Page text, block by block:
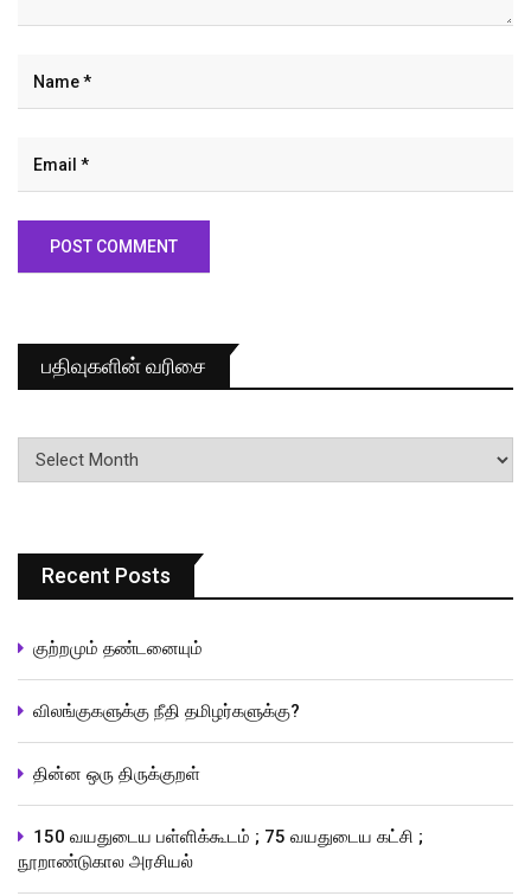
பதிவுகளின் வரிசை
பதிவுகளின்
வரிசை
Recent Posts
குற்றமும் தண்டனையும்
விலங்குகளுக்கு நீதி தமிழர்களுக்கு?
தின்ன ஒரு திருக்குறள்
150 வயதுடைய பள்ளிக்கூடம் ; 75 வயதுடைய கட்சி ;
நூறாண்டுகால அரசியல்